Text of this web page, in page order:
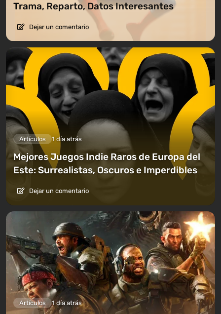
Trama, Reparto, Datos Interesantes
Dejar un comentario
Artículos 1 día atrás
Mejores Juegos Indie Raros de Europa del
Este: Surrealistas, Oscuros e Imperdibles
Dejar un comentario
Artículos 1 día atrás